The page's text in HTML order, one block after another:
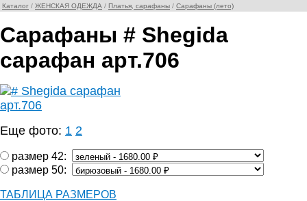
Каталог / ЖЕНСКАЯ ОДЕЖДА / Платья, сарафаны / Сарафаны (лето)
Сарафаны # Shegida
сарафан арт.706
Еще фото: 1 2
размер 42:
размер 50:
ТАБЛИЦА РАЗМЕРОВ